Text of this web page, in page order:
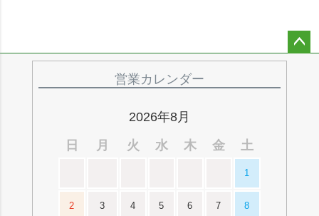
営業カレンダー
2026年8月
日
月 火 水 木 金 土
1
2 3 4 5 6 7 8